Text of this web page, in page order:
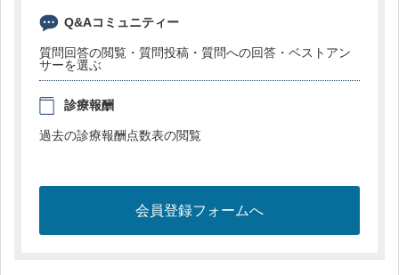
Q&Aコミュニティー
質問回答の閲覧・質問投稿・質問への回答・ベストアン
サーを選ぶ
診療報酬
過去の診療報酬点数表の閲覧
会員登録フォームへ